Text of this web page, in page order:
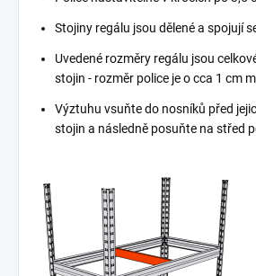
Stojiny regálu jsou dělené a spojují
Uvedené rozměry regálu jsou
stojin - rozměr police je o cca 1 cm
Výztuhu vsuňte do nosníků před
stojin a následně posuňte na střed